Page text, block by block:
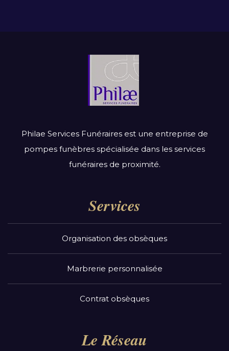
Philae Services Funéraires est une entreprise de
pompes funèbres spécialisée dans les services
funéraires de proximité.
Services
Organisation des obsèques
Marbrerie personnalisée
Contrat obsèques
Le Réseau